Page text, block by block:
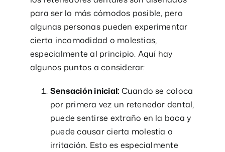
para ser lo más cómodos posible, pero
algunas personas pueden experimentar
cierta incomodidad o molestias,
especialmente al principio. Aquí hay
algunos puntos a considerar:
Sensación inicial: Cuando se coloca
por primera vez un retenedor dental,
puede sentirse extraño en la boca y
puede causar cierta molestia o
irritación. Esto es especialmente